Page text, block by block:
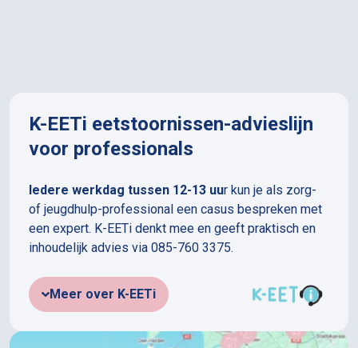
K-EETi eetstoornissen-advieslijn
voor professionals
Iedere werkdag tussen 12-13 uur kun je als zorg-
of jeugdhulp-professional een casus bespreken met
een expert. K-EETi denkt mee en geeft praktisch en
inhoudelijk advies via 085-760 3375.
Meer over K-EETi